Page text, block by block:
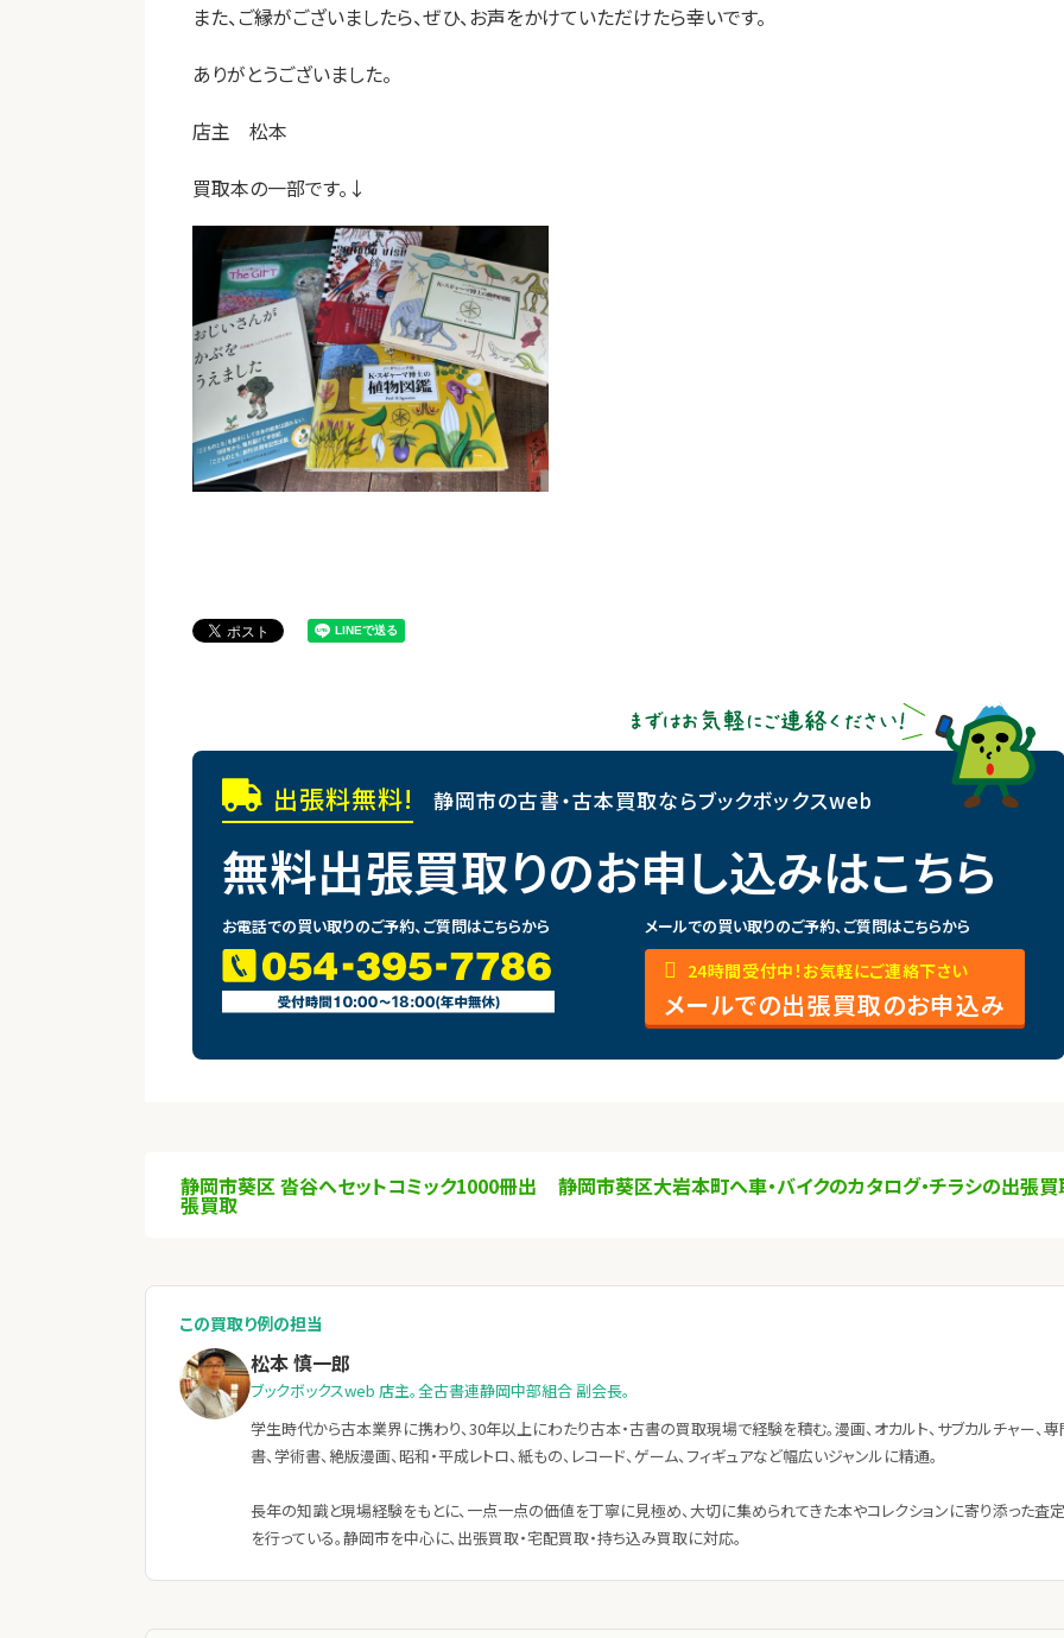
また、ご縁がございましたら、ぜひ、お声をかけていただけたら幸いです。
ありがとうございました。
店主 松本
買取本の一部です。↓
出張料無料! 静岡市の古書・古本買取ならブックボックスweb
無料出張買取りのお申し込みはこちら
お電話での買い取りのご予約、ご質問はこちらから メールでの買い取りのご予約、ご質問はこちらから
24時間受付中！お気軽にご連絡下さい
メールでの出張買取のお申込み
静岡市葵区 沓谷へセットコミック1000冊出
張買取
静岡市葵区大岩本町へ車・バイクのカタログ・チラシの出張
この買取り例の担当
松本 慎一郎
ブックボックスweb 店主。全古書連静岡中部組合 副会長。
学生時代から古本業界に携わり、30年以上にわたり古本・古書の買取現場で経験を積む。漫画、オカルト、サブカルチャー、
書、学術書、絶版漫画、昭和・平成レトロ、紙もの、レコード、ゲーム、フィギュアなど幅広いジャンルに精通。
長年の知識と現場経験をもとに、一点一点の価値を丁寧に見極め、大切に集められてきた本やコレクションに寄り添った査定
を行っている。静岡市を中心に、出張買取・宅配買取・持ち込み買取に対応。